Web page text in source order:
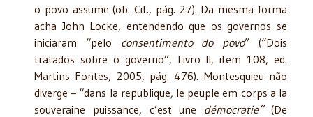
o povo assume (ob. Cit., pág. 27). Da mesma forma
acha John Locke, entendendo que os governos se
iniciaram “pelo consentimento do povo” (“Dois
tratados sobre o governo”, Livro II, item 108, ed.
Martins Fontes, 2005, pág. 476). Montesquieu não
diverge – “dans la republique, le peuple em corps a la
souveraine puissance, c’est une démocratie”(De